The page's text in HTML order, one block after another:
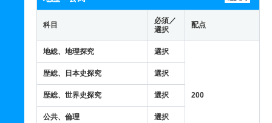
科目
必須／
選択
配点
地総、地理探究 選択
200
歴総、日本史探究 選択
歴総、世界史探究 選択
公共、倫理 選択